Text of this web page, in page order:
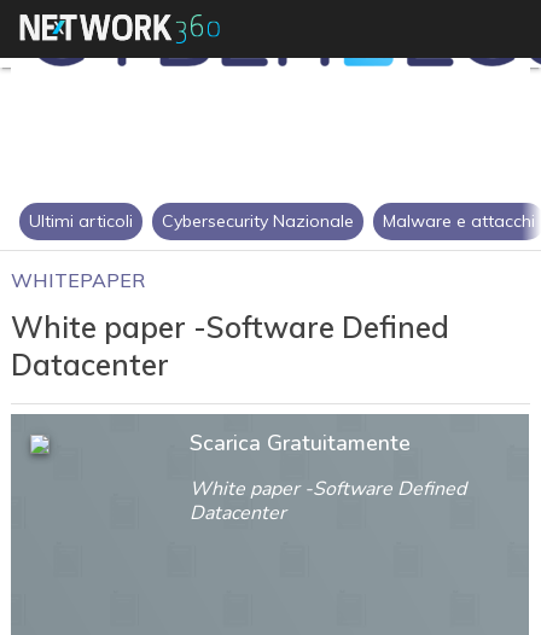
Ultimi articoli Cybersecurity Nazionale Malware e attacchi
WHITEPAPER
White paper -Software Defined
Datacenter
Scarica Gratuitamente
White paper -Software Defined
Datacenter